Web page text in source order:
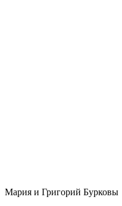
Мария и Григорий Бурковы